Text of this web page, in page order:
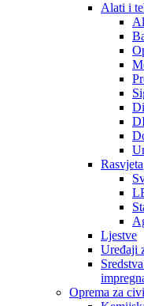
Alati i
Rasvjeta
Ljestve
Uređaji
Oprema za